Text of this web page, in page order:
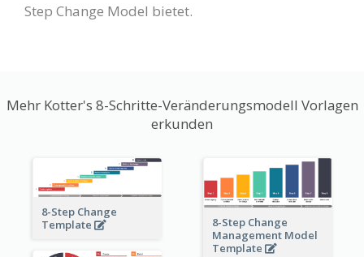
Step Change Model bietet.
Mehr Kotter's 8-Schritte-Veränderungsmodell Vorlagen
erkunden
8-Step Change
Template
8-Step Change
Management Model
Template